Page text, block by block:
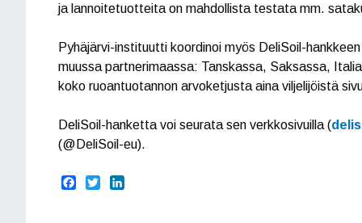
ja lannoitetuotteita on mahdollista testata mm.
Pyhäjärvi-instituutti koordinoi myös DeliSoil-
muussa partnerimaassa: Tanskassa, Saksassa,
koko ruoantuotannon arvoketjusta aina viljelijöistä
DeliSoil-hanketta voi seurata sen verkkosivuilla (
(@DeliSoil-eu).